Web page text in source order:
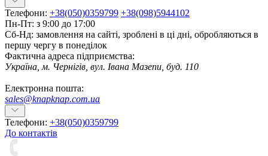
Телефони: +38(050)0359799 +38(098)5944102
Пн-Пт: з 9:00 до 17:00
Сб-Нд: замовлення на сайті, зроблені в ці дні, обробляються в
першу чергу в понеділок
Фактична адреса підприємства:
Україна, м. Чернігів, вул. Івана Мазепи, буд. 110
Електронна пошта:
sales@knapknap.com.ua
Телефони: +38(050)0359799
До контактів